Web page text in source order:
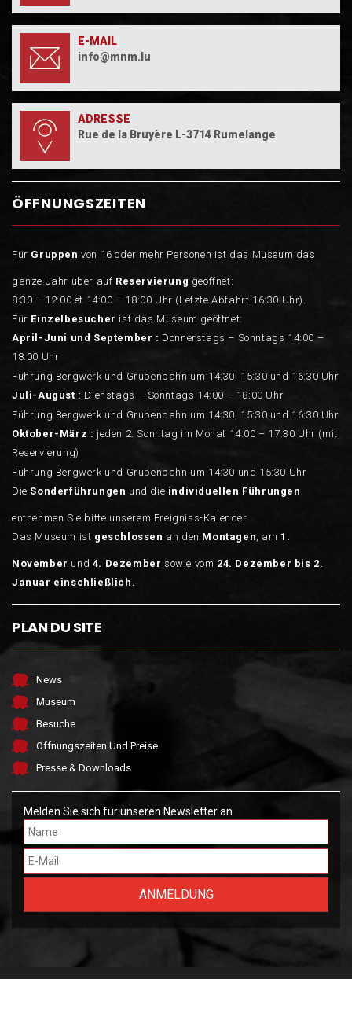
E-MAIL
info@mnm.lu
ADRESSE
Rue de la Bruyère L-3714 Rumelange
ÖFFNUNGSZEITEN
Für Gruppen von 16 oder mehr Personen ist das Museum das
ganze Jahr über auf Reservierung geöffnet:
8:30 – 12:00 et 14:00 – 18:00 Uhr (Letzte Abfahrt 16:30 Uhr).
Für Einzelbesucher ist das Museum geöffnet:
April-Juni und September : Donnerstags – Sonntags 14:00 –
18:00 Uhr
Führung Bergwerk und Grubenbahn um 14:30, 15:30 und 16:30 Uhr
Juli-August : Dienstags – Sonntags 14:00 – 18:00 Uhr
Führung Bergwerk und Grubenbahn um 14:30, 15:30 und 16:30 Uhr
Oktober-März : jeden 2. Sonntag im Monat 14:00 – 17:30 Uhr (mit
Reservierung)
Führung Bergwerk und Grubenbahn um 14:30 und 15:30 Uhr
Die Sonderführungen und die individuellen Führungen
entnehmen Sie bitte unserem Ereigniss-Kalender
Das Museum ist geschlossen an den Montagen , am 1.
November und 4. Dezember sowie vom 24. Dezember bis 2.
Januar einschließlich.
PLAN DU SITE
News
Museum
Besuche
Öffnungszeiten Und Preise
Presse & Downloads
Melden Sie sich für unseren Newsletter an